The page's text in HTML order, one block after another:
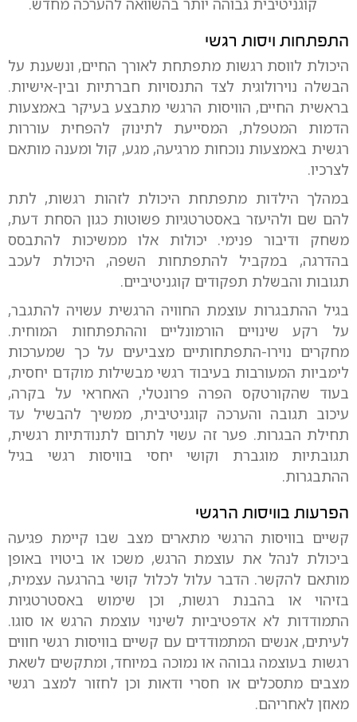
קוגניטיבית גבוהה יותר בהשוואה להערכה מחדש.
התפתחות ויסות רגשי
היכולת לווסת רגשות מתפתחת לאורך החיים, ונשענת על
הבשלה נוירולוגית לצד התנסויות חברתיות ובין-אישיות.
בראשית החיים, הוויסות הרגשי מתבצע בעיקר באמצעות
הדמות המטפלת, המסייעת לתינוק להפחית עוררות
רגשית באמצעות נוכחות מרגיעה, מגע, קול ומענה מותאם
לצרכיו.
במהלך הילדות מתפתחת היכולת לזהות רגשות, לתת
להם שם ולהיעזר באסטרטגיות פשוטות כגון הסחת דעת,
משחק ודיבור פנימי. יכולות אלו ממשיכות להתבסס
בהדרגה, במקביל להתפתחות השפה, היכולת לעכב
תגובות והבשלת תפקודים קוגניטיביים.
בגיל ההתבגרות עוצמת החוויה הרגשית עשויה להתגבר,
על רקע שינויים הורמונליים וההתפתחות המוחית.
מחקרים נוירו-התפתחותיים מצביעים על כך שמערכות
לימביות המעורבות בעיבוד רגשי מבשילות מוקדם יחסית,
בעוד שהקורטקס הפרה פרונטלי, האחראי על בקרה,
עיכוב תגובה והערכה קוגניטיבית, ממשיך להבשיל עד
תחילת הבגרות. פער זה עשוי לתרום לתנודתיות רגשית,
תגובתיות מוגברת וקושי יחסי בוויסות רגשי בגיל
ההתבגרות.
הפרעות בוויסות הרגשי
קשיים בוויסות הרגשי מתארים מצב שבו קיימת פגיעה
ביכולת לנהל את עוצמת הרגש, משכו או ביטויו באופן
מותאם להקשר. הדבר עלול לכלול קושי בהרגעה עצמית,
בזיהוי או בהבנת רגשות, וכן שימוש באסטרטגיות
התמודדות לא אדפטיביות לשינוי עוצמת הרגש או סוגו.
לעיתים, אנשים המתמודדים עם קשיים בוויסות רגשי חווים
רגשות בעוצמה גבוהה או נמוכה במיוחד, ומתקשים לשאת
מצבים מתסכלים או חסרי ודאות וכן לחזור למצב רגשי
מאוזן לאחריהם.